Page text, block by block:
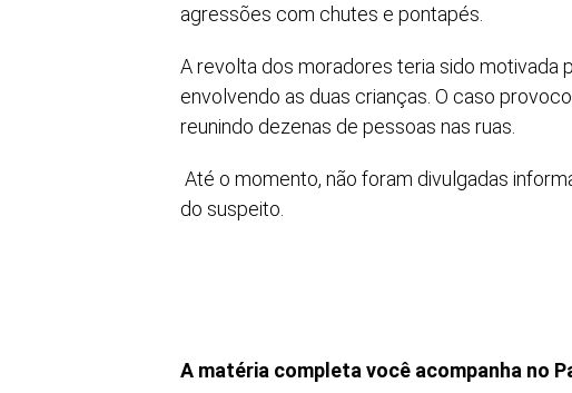
agressões com chutes e pontapés.
A revolta dos moradores teria sido motivada
envolvendo as duas crianças. O caso
reunindo dezenas de pessoas nas ruas.
Até o momento, não foram divulgadas
do suspeito.
A matéria completa você acompanha no